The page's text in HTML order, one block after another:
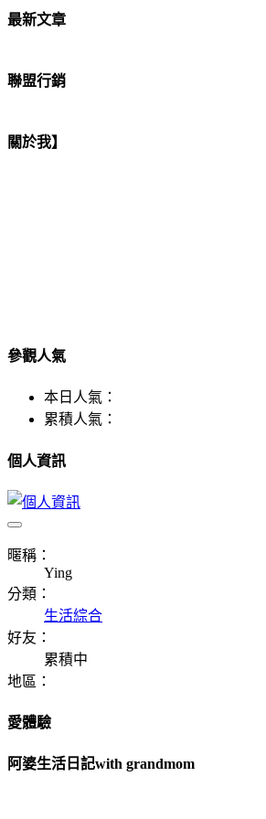
最新文章
聯盟行銷
關於我】
參觀人氣
本日人氣：
累積人氣：
個人資訊
暱稱：
Ying
分類：
生活綜合
好友：
累積中
地區：
愛體驗
阿婆生活日記with grandmom